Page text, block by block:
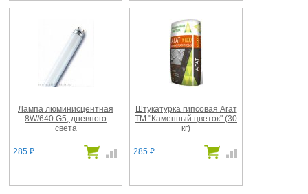
Лампа люминисцентная
8W/640 G5, дневного
света
285 ₽
Штукатурка гипсовая Агат
ТМ "Каменный цветок" (30
кг)
285 ₽